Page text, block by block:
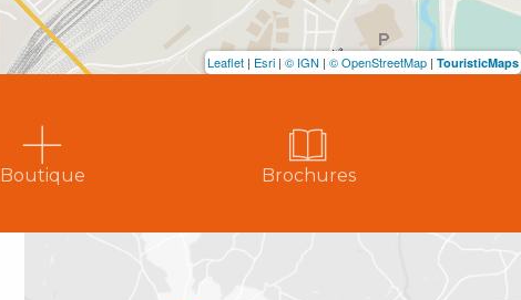
Leaflet | Esri | © IGN | © OpenStreetMap | TouristicMaps
Boutique Brochures